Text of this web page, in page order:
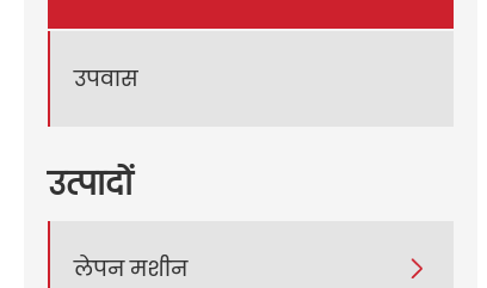
उपवास
उत्पादों
लेपन मशीन 